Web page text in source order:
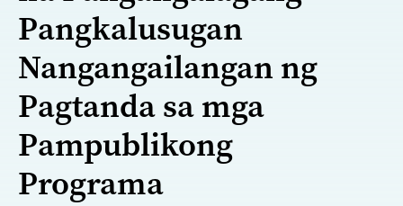
Pangkalusugan
Nangangailangan ng
Pagtanda sa mga
Pampublikong
Programa